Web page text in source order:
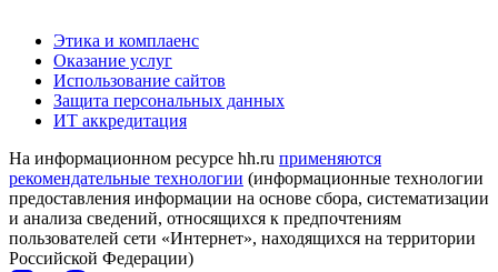
Этика и комплаенс
Оказание услуг
Использование сайтов
Защита персональных данных
ИТ аккредитация
На информационном ресурсе hh.ru применяются
рекомендательные технологии (информационные технологии
предоставления информации на основе сбора, систематизации
и анализа сведений, относящихся к предпочтениям
пользователей сети «Интернет», находящихся на территории
Российской Федерации)